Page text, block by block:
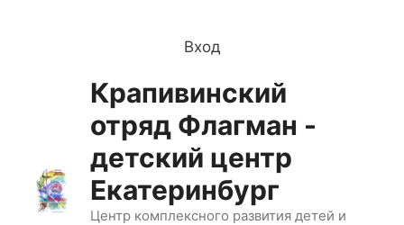
Вход
Крапивинский
отряд Флагман -
детский центр
Екатеринбург
Центр комплексного развития детей и